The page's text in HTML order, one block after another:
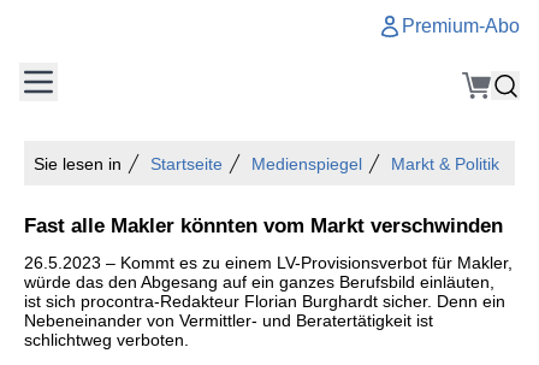
Premium-Abo
Sie lesen in Startseite Medienspiegel Markt & Politik
Fast alle Makler könnten vom Markt verschwinden
26.5.2023 – Kommt es zu einem LV-Provisionsverbot für Makler,
würde das den Abgesang auf ein ganzes Berufsbild einläuten,
ist sich procontra-Redakteur Florian Burghardt sicher. Denn ein
Nebeneinander von Vermittler- und Beratertätigkeit ist
schlichtweg verboten.